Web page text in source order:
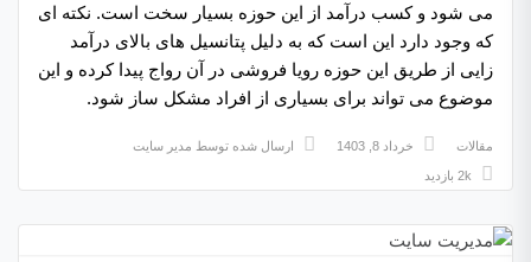
می شود و کسب درآمد از این حوزه بسیار سخت است. نکته ای
که وجود دارد این است که به دلیل پتانسیل های بالای درآمد
زایی از طریق این حوزه رویا فروشی در آن رواج پیدا کرده و این
موضوع می تواند برای بسیاری از افراد مشکل ساز شود.
مقالات خرداد 8, 1403 ارسال شده توسط مدیر سایت